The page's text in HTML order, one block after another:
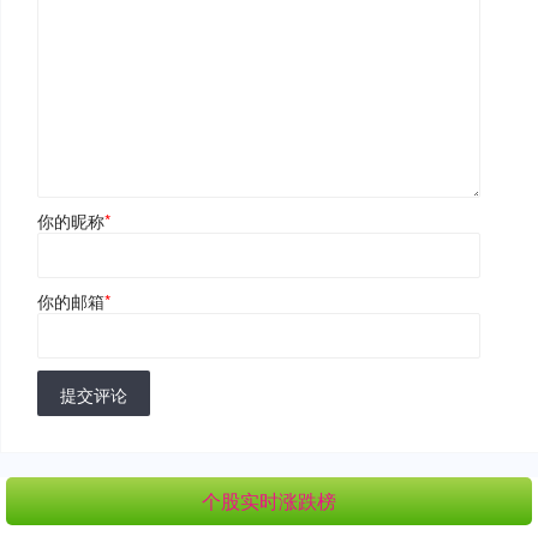
你的昵称*
你的邮箱*
提交评论
个股实时涨跌榜